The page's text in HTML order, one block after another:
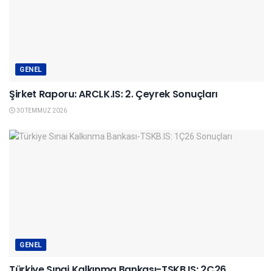
GENEL
Şirket Raporu: ARCLK.IS: 2. Çeyrek Sonuçları
30 TEMMUZ 2026
GENEL